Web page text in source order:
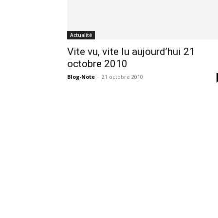
Actualité
Vite vu, vite lu aujourd’hui 21
octobre 2010
Blog-Note - 21 octobre 2010